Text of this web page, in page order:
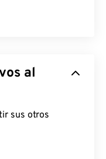
basa en el
(
SVG es,
Este tipo
al
sus otros